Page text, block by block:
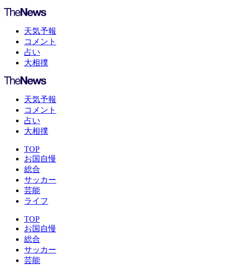
天気予報
コメント
占い
大相撲
天気予報
コメント
占い
大相撲
TOP
お国自慢
総合
サッカー
芸能
ライフ
TOP
お国自慢
総合
サッカー
芸能